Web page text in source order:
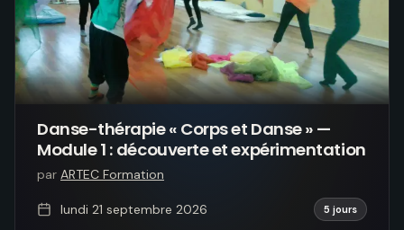
Danse-thérapie « Corps et Danse » —
Module 1 : découverte et expérimentation
par ARTEC Formation
lundi 21 septembre 2026 5 jours